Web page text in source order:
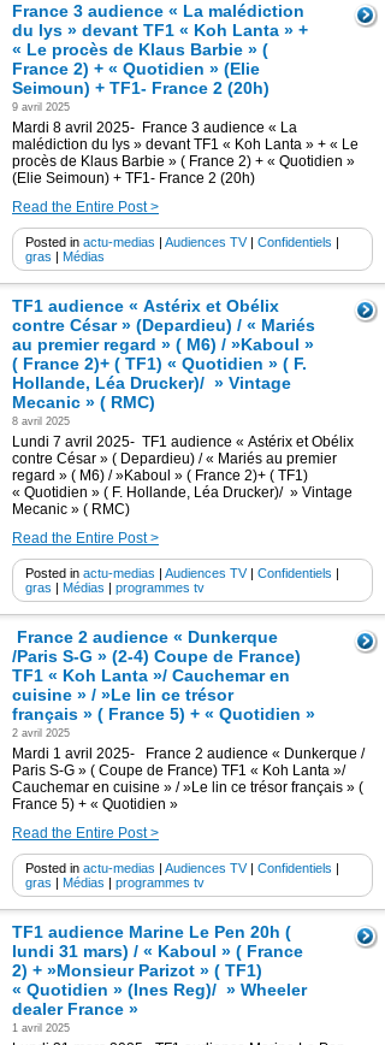
France 3 audience « La malédiction
du lys » devant TF1 « Koh Lanta » +
« Le procès de Klaus Barbie » (
France 2) + « Quotidien » (Elie
Seimoun) + TF1- France 2 (20h)
9 avril 2025
Mardi 8 avril 2025- France 3 audience « La
malédiction du lys » devant TF1 « Koh Lanta » + « Le
procès de Klaus Barbie » ( France 2) + « Quotidien »
(Elie Seimoun) + TF1- France 2 (20h)
Read the Entire Post >
Posted in actu-medias | Audiences TV| Confidentiels |
gras | Médias
TF1 audience « Astérix et Obélix
contre César » (Depardieu) / « Mariés
au premier regard » ( M6) / »Kaboul »
( France 2)+ ( TF1) « Quotidien » ( F.
Hollande, Léa Drucker)/ » Vintage
Mecanic » ( RMC)
8 avril 2025
Lundi 7 avril 2025- TF1 audience « Astérix et Obélix
contre César » ( Depardieu) / « Mariés au premier
regard » ( M6) / »Kaboul » ( France 2)+ ( TF1)
« Quotidien » ( F. Hollande, Léa Drucker)/ » Vintage
Mecanic » ( RMC)
Read the Entire Post >
Posted in actu-medias | Audiences TV| Confidentiels |
gras | Médias | programmes tv
France 2 audience « Dunkerque
/Paris S-G » (2-4) Coupe de France)
TF1 « Koh Lanta »/ Cauchemar en
cuisine » / »Le lin ce trésor
français » ( France 5) + « Quotidien »
2 avril 2025
Mardi 1 avril 2025- France 2 audience « Dunkerque /
Paris S-G » ( Coupe de France) TF1 « Koh Lanta »/
Cauchemar en cuisine » / »Le lin ce trésor français » (
France 5) + « Quotidien »
Read the Entire Post >
Posted in actu-medias | Audiences TV| Confidentiels |
gras | Médias | programmes tv
TF1 audience Marine Le Pen 20h (
lundi 31 mars) / « Kaboul » ( France
2) + »Monsieur Parizot » ( TF1)
« Quotidien » (Ines Reg)/ » Wheeler
dealer France »
1 avril 2025